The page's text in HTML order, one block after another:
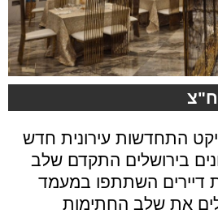
התחדשות עירונית חדש
בירושלים התקדם שלב
דיירים השתתפו במעמד
את שלב החתימות